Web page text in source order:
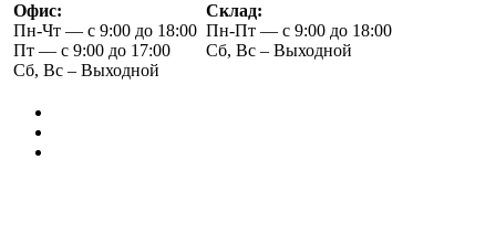
Офис:
Пн-Чт — с 9:00 до 18:00
Пт — с 9:00 до 17:00
Сб, Вс – Выходной
Склад:
Пн-Пт — с 9:00 до 18:00
Сб, Вс – Выходной